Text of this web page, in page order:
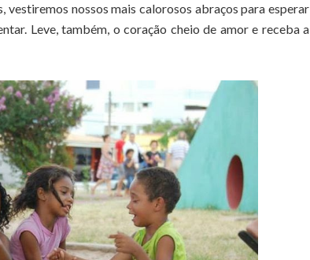
nossos mais calorosos abraços para esperar
Leve, também, o coração cheio de amor e receba a